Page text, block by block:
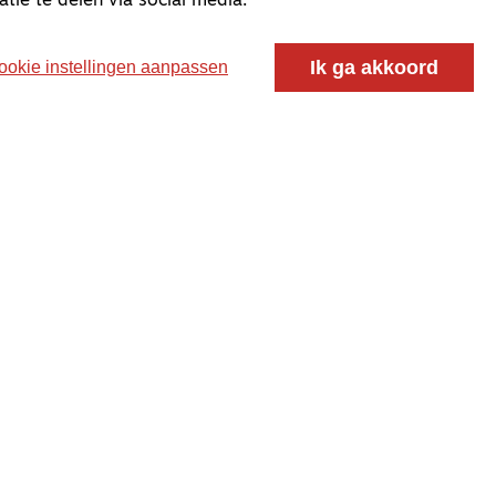
ontmoeting, vorming en gesprek voor christenen
de Nederlandse Gereformeerde Kerken.
instellingen aanpassen Ik ga akkoord